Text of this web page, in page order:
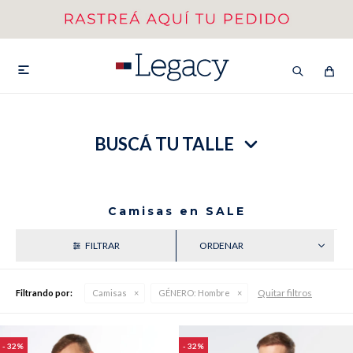

BUSCÁ TU TALLE
Camisas en SALE
Filtrando por: Camisas GÉNERO: Hombre Quitar filtros
32 32